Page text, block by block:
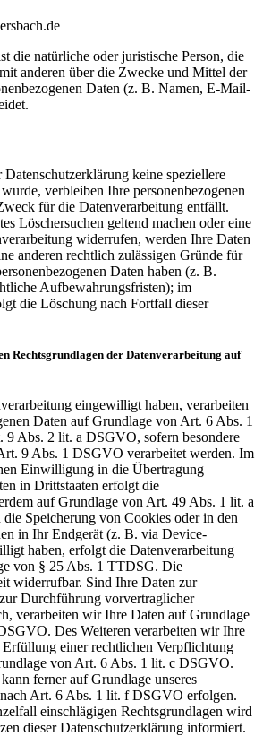
die natürliche oder juristische Person, die
anderen über die Zwecke und Mittel der
Daten (z. B. Namen, E-Mail-
keine speziellere
verbleiben Ihre personenbezogenen
für die Datenverarbeitung entfällt.
Löschersuchen geltend machen oder eine
widerrufen, werden Ihre Daten
anderen rechtlich zulässigen Gründe für
Daten haben (z. B.
Aufbewahrungsfristen); im
die Löschung nach Fortfall dieser
Rechtsgrundlagen der Datenverarbeitung auf
eingewilligt haben, verarbeiten
Daten auf Grundlage von Art. 6 Abs. 1
Abs. 2 lit. a DSGVO, sofern besondere
9 Abs. 1 DSGVO verarbeitet werden. Im
Einwilligung in die Übertragung
in Drittstaaten erfolgt die
auf Grundlage von Art. 49 Abs. 1 lit. a
Speicherung von Cookies oder in den
in Ihr Endgerät (z. B. via Device-
haben, erfolgt die Datenverarbeitung
von § 25 Abs. 1 TTDSG. Die
widerrufbar. Sind Ihre Daten zur
Durchführung vorvertraglicher
verarbeiten wir Ihre Daten auf Grundlage
Des Weiteren verarbeiten wir Ihre
Erfüllung einer rechtlichen Verpflichtung
von Art. 6 Abs. 1 lit. c DSGVO.
ferner auf Grundlage unseres
nach Art. 6 Abs. 1 lit. f DSGVO erfolgen.
einschlägigen Rechtsgrundlagen wird
dieser Datenschutzerklärung informiert.